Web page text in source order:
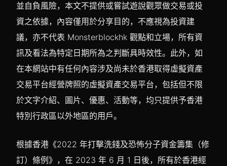
並自負風險，本文不提供或嘗試遊說觀眾做交易或投
資之依據，內容僅用於分享目的，不應視為投資建
議，亦不代表 Monsterblockhk 觀點和立場，所有資
訊及看法為特定日期所為之判斷具時效性。此外，如
在本網站中有任何內容涉及尚未於香港取得虛擬資產
交易平台經營牌照的虛擬資產交易平台，包括但不限
於文字介紹、圖片、優惠、活動等，均只提供予香港
特別行政區以外地區的用戶。
根據香港《2022 年打擊洗錢及恐怖分子資金籌集（修
訂）條例》，在 2023 年 6 月 1 日後，所有於香港經